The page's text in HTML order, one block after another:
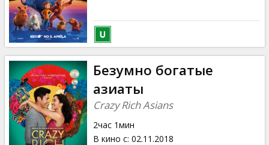
Безумно богатые
азиаты
Crazy Rich Asians
2час 1мин
В кино с: 02.11.2018